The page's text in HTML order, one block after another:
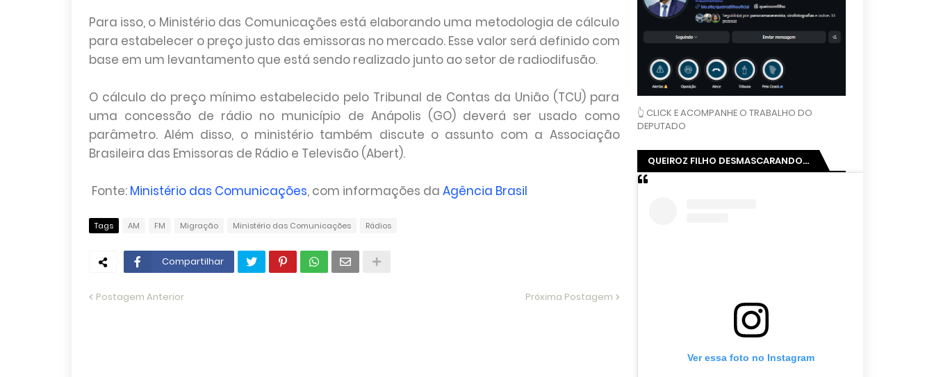
Para isso, o Ministério das Comunicações está elaborando uma metodologia de cálculo
para estabelecer o preço justo das emissoras no mercado. Esse valor será definido com
base em um levantamento que está sendo realizado junto ao setor de radiodifusão.
O cálculo do preço mínimo estabelecido pelo Tribunal de Contas da União (TCU) para
uma concessão de rádio no município de Anápolis (GO) deverá ser usado como
parâmetro. Além disso, o ministério também discute o assunto com a Associação
Brasileira das Emissoras de Rádio e Televisão (Abert).
Fonte: Ministério das Comunicações, com informações da Agência Brasil
Tags AM FM Migração Ministério das Comunicações Rádios
Compartilhar
Postagem Anterior Próxima Postagem
👆 CLICK E ACOMPANHE O TRABALHO DO
DEPUTADO
QUEIROZ FILHO DESMASCARANDO...
Ver essa foto no Instagram